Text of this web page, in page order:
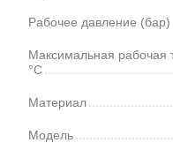
Рабочее давление (бар)
Максимальная рабочая
°C
Материал
Модель